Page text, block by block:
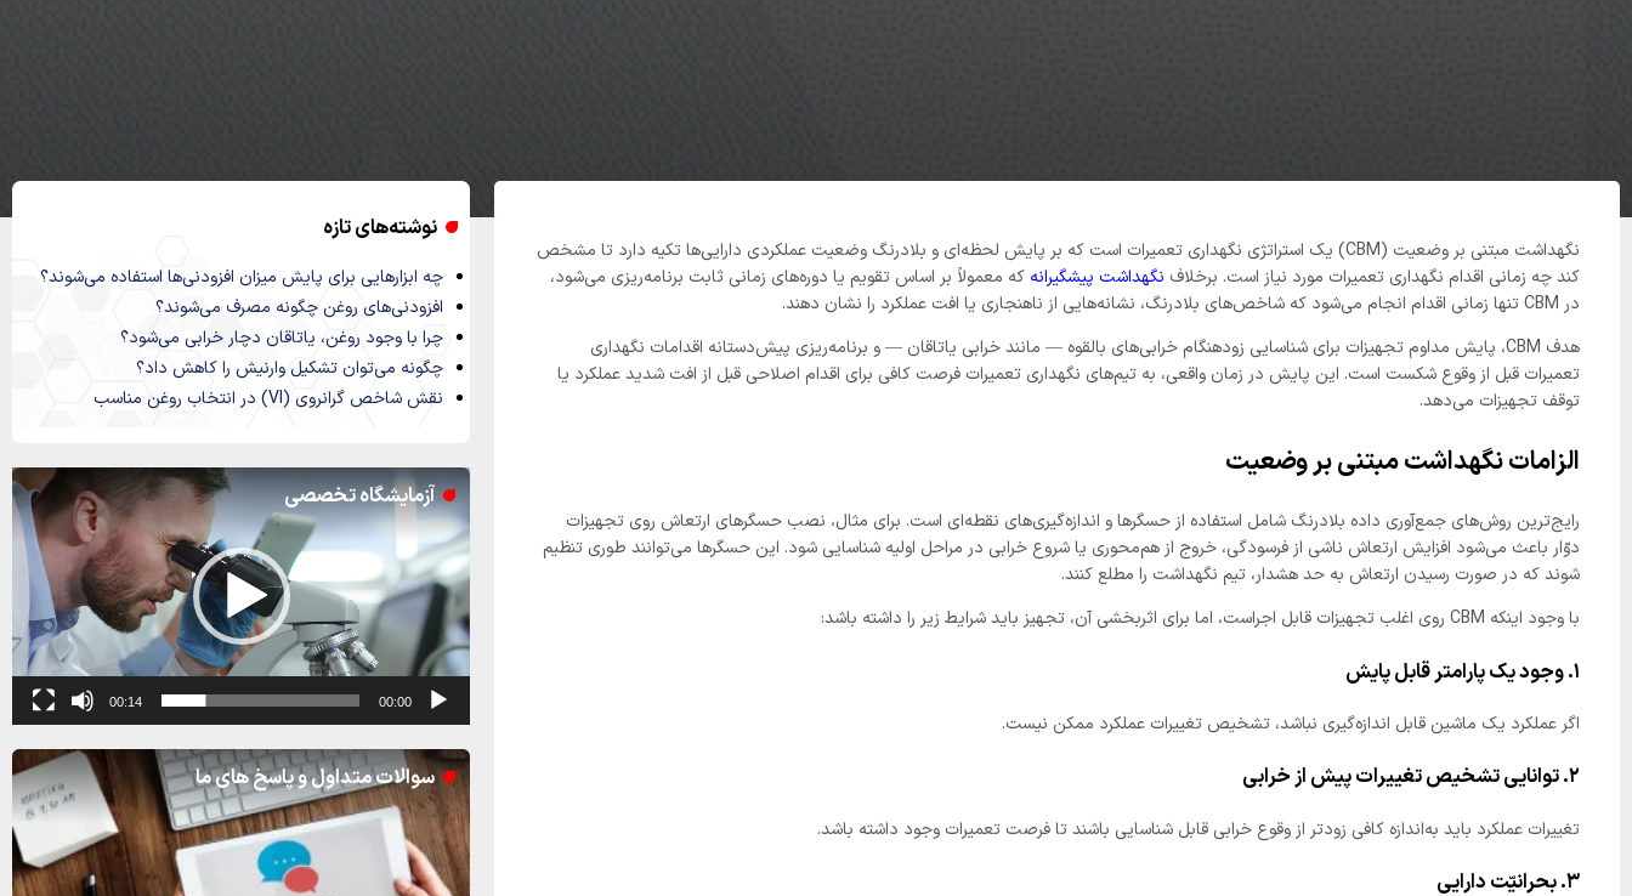
نگهداشت مبتنی بر وضعیت (CBM) یک استراتژی نگهداری تعمیرات است که بر پایش لحظه‌ای و بلادرنگ وضعیت عملکردی دارایی‌ها تکیه دارد تا مشخص
کند چه زمانی اقدام نگهداری تعمیرات مورد نیاز است. برخلاف نگهداشت پیشگیرانه که معمولاً بر اساس تقویم یا دوره‌های زمانی ثابت برنامه‌ریزی می‌شود،
در CBM تنها زمانی اقدام انجام می‌شود که شاخص‌های بلادرنگ، نشانه‌هایی از ناهنجاری یا افت عملکرد را نشان دهند.
هدف CBM، پایش مداوم تجهیزات برای شناسایی زودهنگام خرابی‌های بالقوه — مانند خرابی یاتاقان — و برنامه‌ریزی پیش‌دستانه اقدامات نگهداری
تعمیرات قبل از وقوع شکست است. این پایش در زمان واقعی، به تیم‌های نگهداری تعمیرات فرصت کافی برای اقدام اصلاحی قبل از افت شدید عملکرد یا
توقف تجهیزات می‌دهد.
الزامات نگهداشت مبتنی بر وضعیت
رایج‌ترین روش‌های جمع‌آوری داده بلادرنگ شامل استفاده از حسگرها و اندازه‌گیری‌های نقطه‌ای است. برای مثال، نصب حسگرهای ارتعاش روی تجهیزات
دوّار باعث می‌شود افزایش ارتعاش ناشی از فرسودگی، خروج از هم‌محوری یا شروع خرابی در مراحل اولیه شناسایی شود. این حسگرها می‌توانند طوری تنظیم
شوند که در صورت رسیدن ارتعاش به حد هشدار، تیم نگهداشت را مطلع کنند.
با وجود اینکه CBM روی اغلب تجهیزات قابل اجراست، اما برای اثربخشی آن، تجهیز باید شرایط زیر را داشته باشد:
۱. وجود یک پارامتر قابل پایش
اگر عملکرد یک ماشین قابل اندازه‌گیری نباشد، تشخیص تغییرات عملکرد ممکن نیست.
۲. توانایی تشخیص تغییرات پیش از خرابی
تغییرات عملکرد باید به‌اندازه کافی زودتر از وقوع خرابی قابل شناسایی باشند تا فرصت تعمیرات وجود داشته باشد.
۳. بحرانیّت دارایی
نوشته‌های تازه
چه ابزارهایی برای پایش میزان افزودنی‌ها استفاده می‌شوند؟
افزودنی‌های روغن چگونه مصرف می‌شوند؟
چرا با وجود روغن، یاتاقان دچار خرابی می‌شود؟
چگونه می‌توان تشکیل وارنیش را کاهش داد؟
نقش شاخص گرانروی (VI) در انتخاب روغن مناسب
آزمایشگاه تخصصی
نمایشگر
ویدیو
00:00
00:14
سوالات متداول و پاسخ های ما